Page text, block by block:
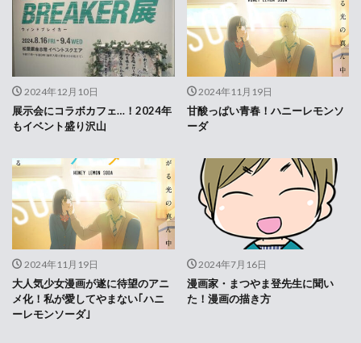
2024年12月10日
展示会にコラボカフェ…！2024年
もイベント盛り沢山
2024年11月19日
甘酸っぱい青春！ハニーレモンソ
ーダ
2024年11月19日
大人気少女漫画が遂に待望のアニ
メ化！私が愛してやまない｢ハニ
ーレモンソーダ｣
2024年7月16日
漫画家・まつやま登先生に聞い
た！漫画の描き方